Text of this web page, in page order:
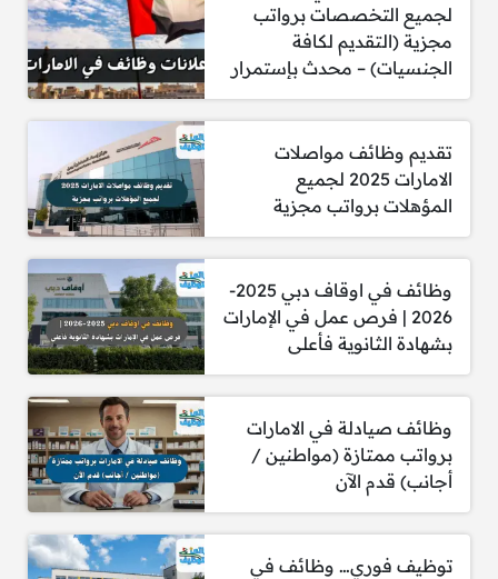
13. موظف مبيعات
وظائف قد تهمك:
وظائف شاغرة في الامارات لدى شركة عزيزي
للتطوير العقاري برواتب 13,000 درهم
لجميع التخصصات برواتب
مجزية (التقديم لكافة
الجنسيات) – محدث بإستمرار
تقديم وظائف مواصلات
الامارات 2025 لجميع
المؤهلات برواتب مجزية
وظائف في اوقاف دبي 2025-
2026 | فرص عمل في الإمارات
بشهادة الثانوية فأعلى
وظائف صيادلة في الامارات
برواتب ممتازة (مواطنين /
أجانب) قدم الآن
توظيف فوري… وظائف في